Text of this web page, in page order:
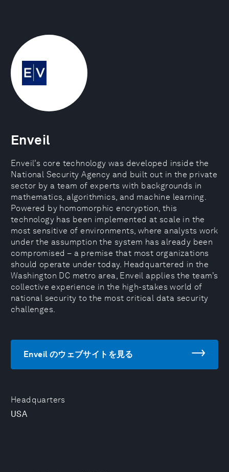
Headquarters
USA
Enveil
Enveil’s core technology was developed inside the
National Security Agency and built out in the private
sector by a team of experts with backgrounds in
mathematics, algorithmics, and machine learning.
Powered by homomorphic encryption, this
technology has been implemented at scale in the
most sensitive of environments, where analysts work
under the assumption the system has already been
compromised – a premise that most organizations
should operate under today. Headquartered in the
Washington DC metro area, Enveil applies the team’s
collective experience in the high-stakes world of
national security to the most critical data security
challenges.
Enveil のウェブサイトを見る